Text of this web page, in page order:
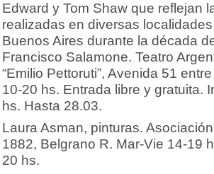
Edward y Tom Shaw que reflejan
realizadas en diversas
Buenos Aires durante la década
Francisco Salamone. Teatro
“Emilio Pettoruti”, Avenida 51
10-20 hs. Entrada libre y gratuita.
hs. Hasta 28.03.
Laura Asman, pinturas.
1882, Belgrano R. Mar-Vie 14-19
20 hs.